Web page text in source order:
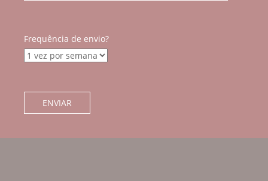
Frequência de envio?